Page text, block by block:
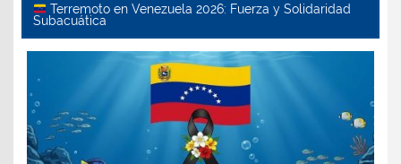
Terremoto en Venezuela 2026: Fuerza y Solidaridad
Subacuática